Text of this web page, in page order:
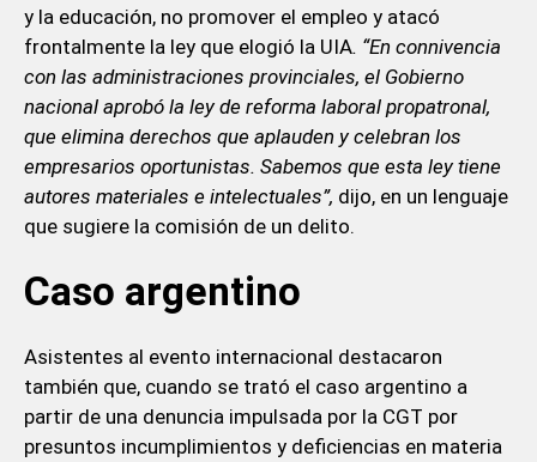
y la educación, no promover el empleo y atacó
frontalmente la ley que elogió la UIA. “En connivencia
con las administraciones provinciales, el Gobierno
nacional aprobó la ley de reforma laboral propatronal,
que elimina derechos que aplauden y celebran los
empresarios oportunistas. Sabemos que esta ley tiene
autores materiales e intelectuales”, dijo, en un lenguaje
que sugiere la comisión de un delito.
Caso argentino
Asistentes al evento internacional destacaron
también que, cuando se trató el caso argentino a
partir de una denuncia impulsada por la CGT por
presuntos incumplimientos y deficiencias en materia